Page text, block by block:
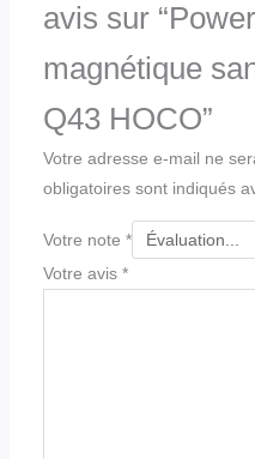
avis sur
magnétique
Q43 HOCO”
Votre adresse e-mail ne
obligatoires sont indiqués
Votre note *
Votre avis *